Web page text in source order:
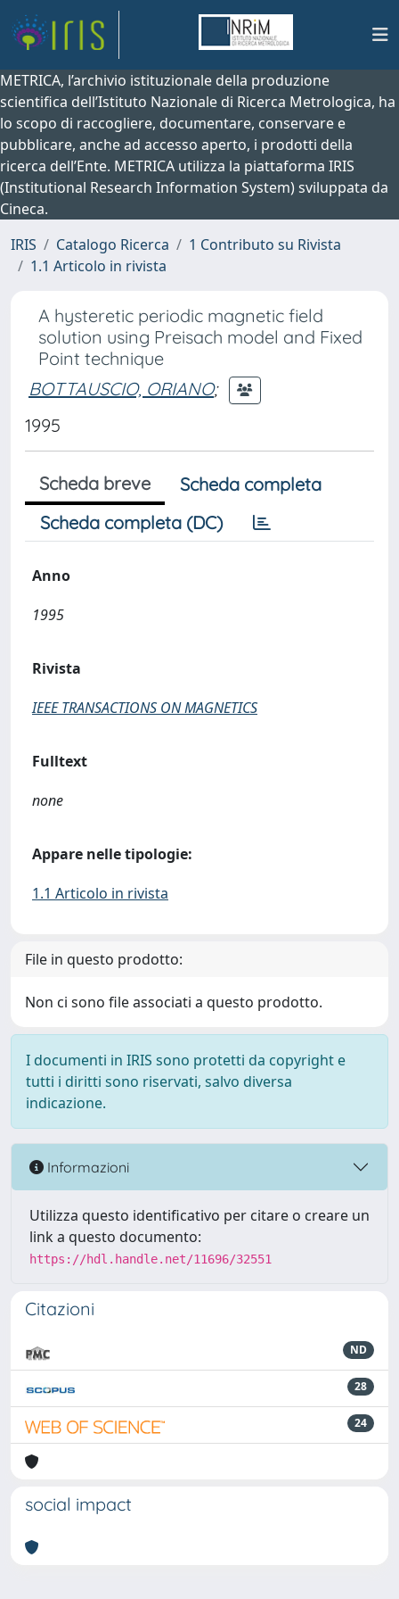
METRICA, l’archivio istituzionale della produzione
scientifica dell’Istituto Nazionale di Ricerca Metrologica, ha
lo scopo di raccogliere, documentare, conservare e
pubblicare, anche ad accesso aperto, i prodotti della
ricerca dell’Ente. METRICA utilizza la piattaforma IRIS
(Institutional Research Information System) sviluppata da
Cineca.
IRIS
Catalogo Ricerca
1 Contributo su Rivista
1.1 Articolo in rivista
A hysteretic periodic magnetic field
solution using Preisach model and Fixed
Point technique
BOTTAUSCIO, ORIANO;
1995
Scheda breve
Scheda completa
Scheda completa (DC)
Anno
1995
Rivista
IEEE TRANSACTIONS ON MAGNETICS
Fulltext
none
Appare nelle tipologie:
1.1 Articolo in rivista
File in questo prodotto:
Non ci sono file associati a questo prodotto.
I documenti in IRIS sono protetti da copyright e
tutti i diritti sono riservati, salvo diversa
indicazione.
Informazioni
Utilizza questo identificativo per citare o creare un
link a questo documento:
https://hdl.handle.net/11696/32551
Citazioni
ND
28
24
social impact